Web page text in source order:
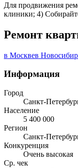
Для продвижения
клиники; 4)
Ремонт
в Москвев
Информация
Город
Санкт-
Население
5 400 000
Регион
Санкт-
Конкуренция
Очень высокая
Ср. чек